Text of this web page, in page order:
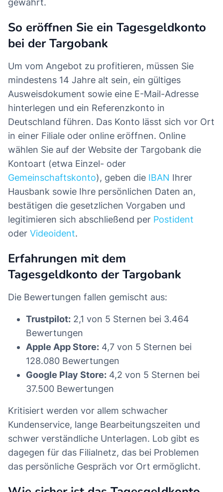
gewährt.
So eröffnen Sie ein Tagesgeldkonto
bei der Targobank
Um vom Angebot zu profitieren, müssen Sie
mindestens 14 Jahre alt sein, ein gültiges
Ausweisdokument sowie eine E-Mail-Adresse
hinterlegen und ein Referenzkonto in
Deutschland führen. Das Konto lässt sich vor Ort
in einer Filiale oder online eröffnen. Online
wählen Sie auf der Website der Targobank die
Kontoart (etwa Einzel- oder
Gemeinschaftskonto), geben die IBAN Ihrer
Hausbank sowie Ihre persönlichen Daten an,
bestätigen die gesetzlichen Vorgaben und
legitimieren sich abschließend per Postident
oder Videoident.
Erfahrungen mit dem
Tagesgeldkonto der Targobank
Die Bewertungen fallen gemischt aus:
Trustpilot: 2,1 von 5 Sternen bei 3.464
Bewertungen
Apple App Store: 4,7 von 5 Sternen bei
128.080 Bewertungen
Google Play Store: 4,2 von 5 Sternen bei
37.500 Bewertungen
Kritisiert werden vor allem schwacher
Kundenservice, lange Bearbeitungszeiten und
schwer verständliche Unterlagen. Lob gibt es
dagegen für das Filialnetz, das bei Problemen
das persönliche Gespräch vor Ort ermöglicht.